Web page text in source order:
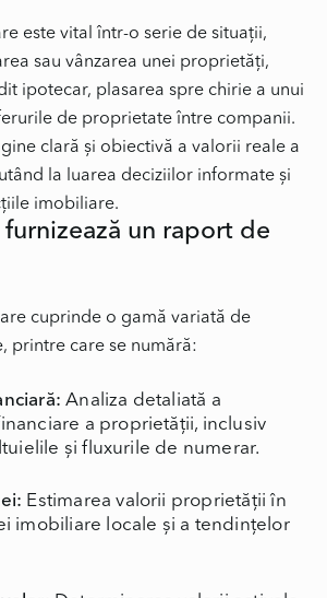
este vital într-o serie de situații,
sau vânzarea unei proprietăți,
ipotecar, plasarea spre chirie a unui
de proprietate între companii.
clară și obiectivă a valorii reale a
la luarea deciziilor informate și
un raport de
cuprinde o gamă variată de
Analiza detaliată a
a proprietății, inclusiv
și fluxurile de numerar.
Estimarea valorii proprietății în
imobiliare locale și a tendințelor